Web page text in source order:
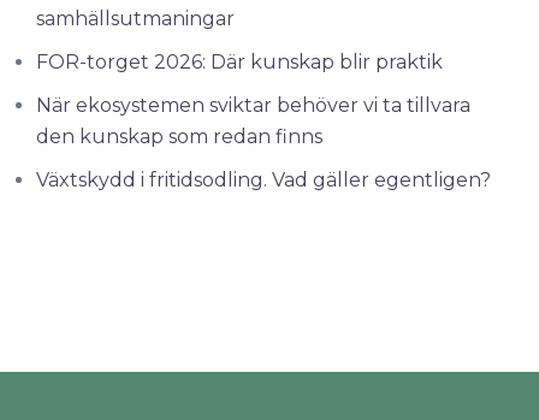
samhällsutmaningar
FOR-torget 2026: Där kunskap blir praktik
När ekosystemen sviktar behöver vi ta tillvara
den kunskap som redan finns
Växtskydd i fritidsodling. Vad gäller egentligen?